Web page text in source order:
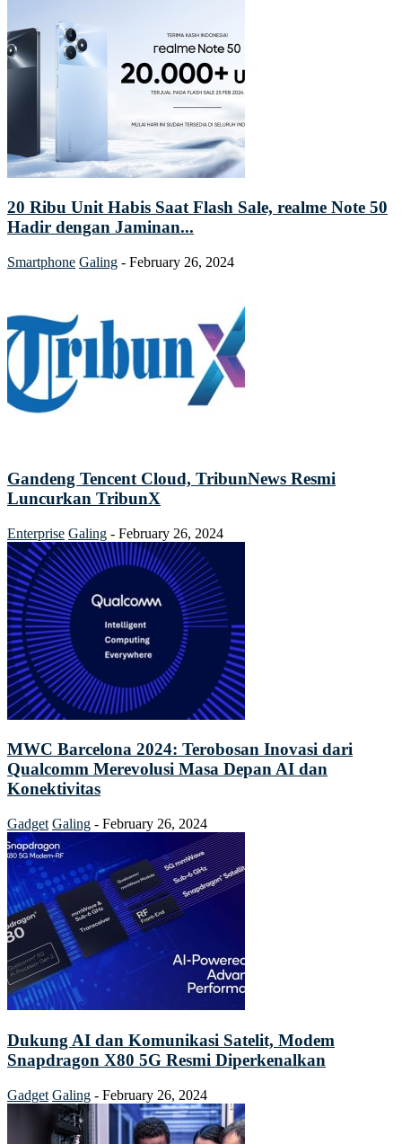
20 Ribu Unit Habis Saat Flash Sale, realme Note 50
Hadir dengan Jaminan...
Smartphone Galing - February 26, 2024
Gandeng Tencent Cloud, TribunNews Resmi
Luncurkan TribunX
Enterprise Galing - February 26, 2024
MWC Barcelona 2024: Terobosan Inovasi dari
Qualcomm Merevolusi Masa Depan AI dan
Konektivitas
Gadget Galing - February 26, 2024
Dukung AI dan Komunikasi Satelit, Modem
Snapdragon X80 5G Resmi Diperkenalkan
Gadget Galing - February 26, 2024